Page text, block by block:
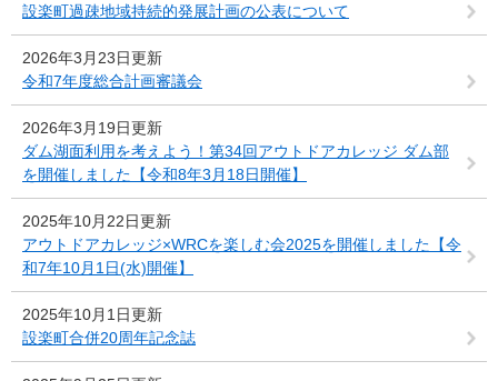
設楽町過疎地域持続的発展計画の公表について
2026年3月23日更新
令和7年度総合計画審議会
2026年3月19日更新
ダム湖面利用を考えよう！第34回アウトドアカレッジ ダム部
を開催しました【令和8年3月18日開催】
2025年10月22日更新
アウトドアカレッジ×WRCを楽しむ会2025を開催しました【令
和7年10月1日(水)開催】
2025年10月1日更新
設楽町合併20周年記念誌